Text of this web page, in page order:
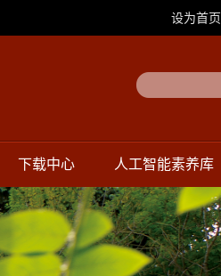
设为首页
下载中心 人工智能素养库